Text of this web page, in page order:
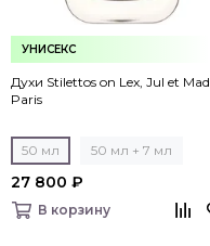
УНИСЕКС
Духи Stilettos on Lex, Jul et Mad
Paris
50 мл 50 мл + 7 мл
27 800 ₽
В корзину